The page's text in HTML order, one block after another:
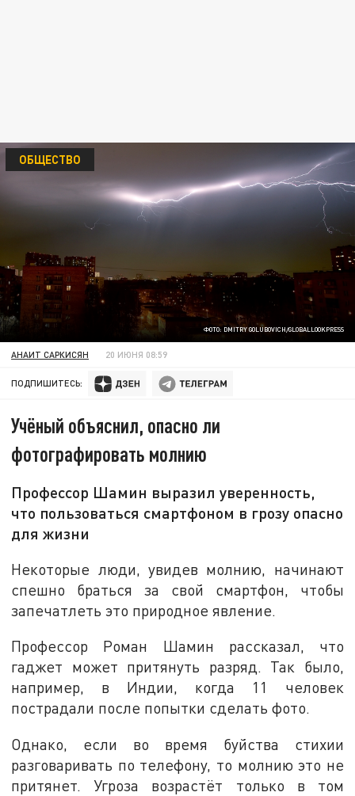
ФОТО: DMITRY GOLUBOVICH/GLOBALLOOKPRESS
ОБЩЕСТВО
АНАИТ САРКИСЯН 20 ИЮНЯ 08:59
ПОДПИШИТЕСЬ:
Учёный объяснил, опасно ли
фотографировать молнию
Профессор Шамин выразил уверенность,
что пользоваться смартфоном в грозу опасно
для жизни
Некоторые люди, увидев молнию, начинают
спешно браться за свой смартфон, чтобы
запечатлеть это природное явление.
Профессор Роман Шамин рассказал, что
гаджет может притянуть разряд. Так было,
например, в Индии, когда 11 человек
пострадали после попытки сделать фото.
Однако, если во время буйства стихии
разговаривать по телефону, то молнию это не
притянет. Угроза возрастёт только в том